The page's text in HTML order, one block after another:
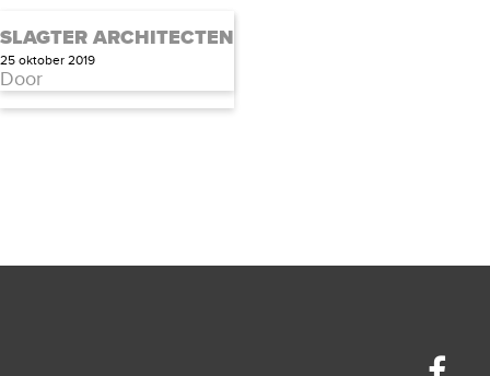
SLAGTER ARCHITECTEN
25 oktober 2019
Door